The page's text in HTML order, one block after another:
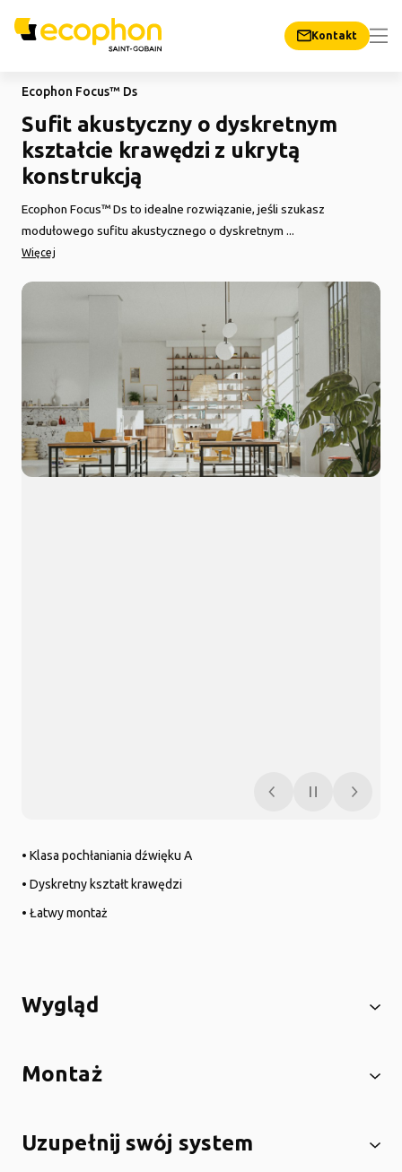
Kontakt
Ecophon Focus™ Ds
Sufit akustyczny o dyskretnym
kształcie krawędzi z ukrytą
konstrukcją
Ecophon Focus™ Ds to idealne rozwiązanie, jeśli szukasz
modułowego sufitu akustycznego o dyskretnym ...
Więcej
• Klasa pochłaniania dźwięku A
• Dyskretny kształt krawędzi
• Łatwy montaż
Wygląd
Montaż
Uzupełnij swój system